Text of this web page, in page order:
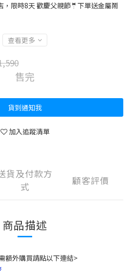
，限時8天 歡慶父親節🤵下單送金屬鬧
查看更多
售完
貨到通知我
加入追蹤清單
貨及付款方
式
顧客評價
商品描述
額外購買請點以下連結>